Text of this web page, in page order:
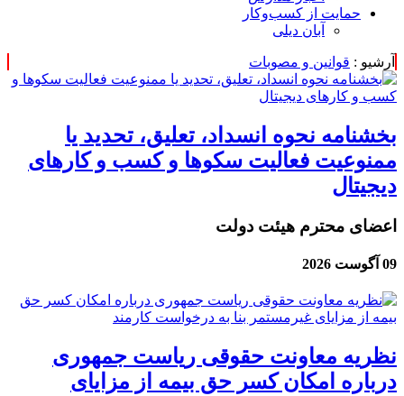
حمایت از کسب‌وکار
آبان دیلی
آرشیو : قوانین و مصوبات
بخشنامه نحوه انسداد، تعلیق، تحدید یا
ممنوعیت فعالیت سکوها و کسب و کارهای
دیجیتال
اعضای محترم هیئت دولت
09 آگوست 2026
نظریه معاونت حقوقی ریاست جمهوری
درباره امکان کسر حق بیمه از مزایای